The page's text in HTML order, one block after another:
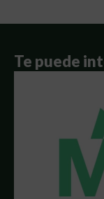
Te puede